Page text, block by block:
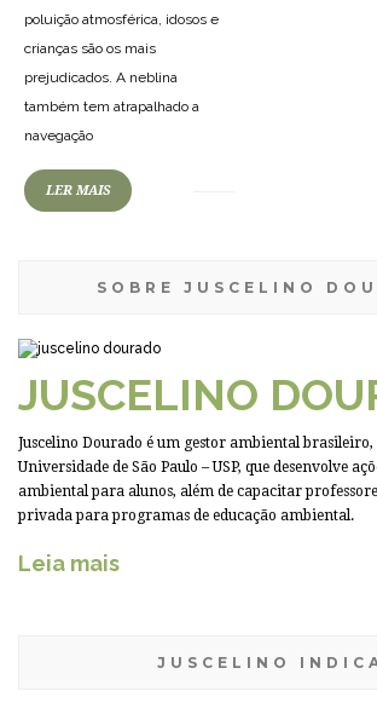
poluição atmosférica, idosos e
crianças são os mais
prejudicados. A neblina
também tem atrapalhado a
navegação
LER MAIS
SOBRE JUSCELINO
JUSCELINO
Juscelino Dourado é um gestor ambiental
Universidade de São Paulo – USP, que desenvolve
ambiental para alunos, além de capacitar
privada para programas de educação ambiental.
Leia mais
JUSCELINO